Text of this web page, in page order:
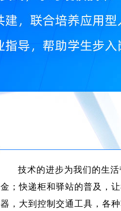
技术的进步为我们的生
金；快递柜和驿站的普及，
器，大到控制交通工具，各